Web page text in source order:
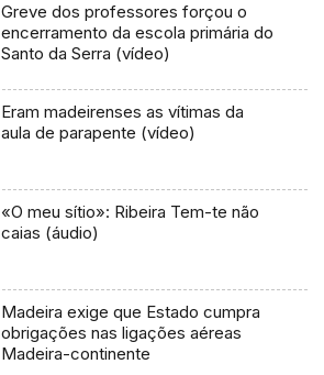
Greve dos professores forçou o
encerramento da escola primária do
Santo da Serra (vídeo)
Eram madeirenses as vítimas da
aula de parapente (vídeo)
«O meu sítio»: Ribeira Tem-te não
caias (áudio)
Madeira exige que Estado cumpra
obrigações nas ligações aéreas
Madeira-continente